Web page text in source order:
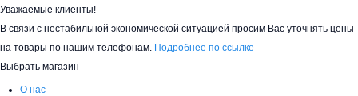
Уважаемые клиенты!
В связи с нестабильной экономической ситуацией просим Вас уточнять цены
на товары по нашим телефонам. Подробнее по ссылке
Выбрать магазин
О нас